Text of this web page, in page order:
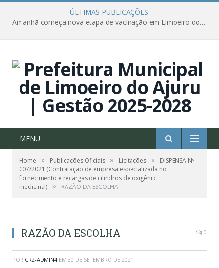
ÚLTIMAS PUBLICAÇÕES:
Amanhã começa nova etapa de vacinação em Limoeiro do Ajuru para idosos com 65 ou mais
MENU
Home » Publicações Oficiais » Licitações »
DISPENSA Nº
007/2021 (Contratação de empresa especializada no
fornecimento e recargas de cilindros de oxigênio
medicinal) » RAZÃO DA ESCOLHA
RAZÃO DA ESCOLHA 0
POR CR2-ADMIN4 EM 30 DE SETEMBRO DE 2021